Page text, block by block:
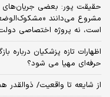
حقیقت پور: بعضی جریان‌های
مشروع می‌دانند
است، نه پروژه اختصاصی
اظهارات تازه پزشکیان درباره
حرفه‌ای مهیا می شود؟
از شایعه تا واقعیت/